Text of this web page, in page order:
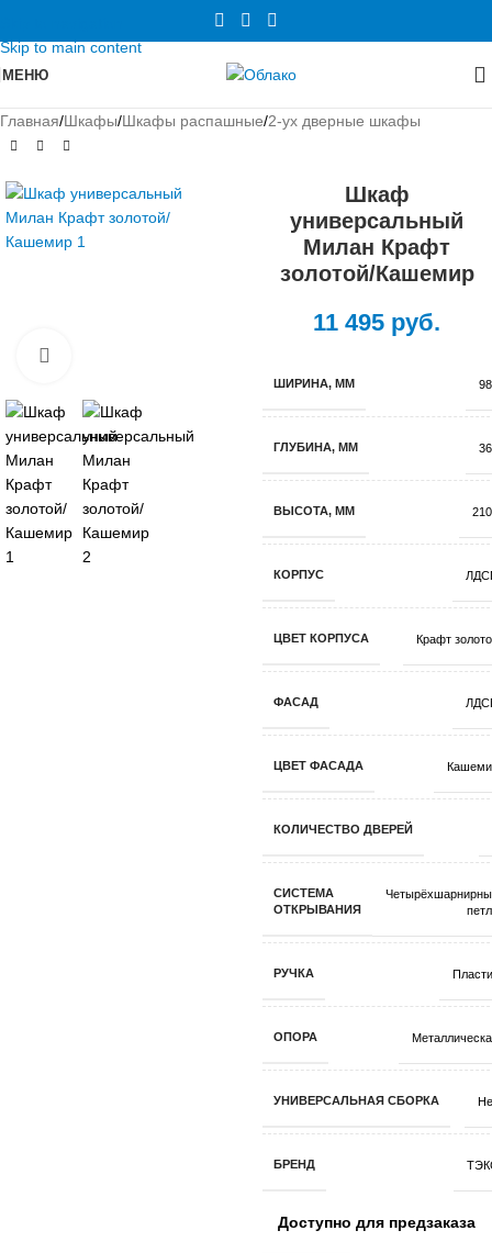
Skip to main content
МЕНЮ
Главная/Шкафы/Шкафы распашные/2-ух дверные шкафы
Шкаф
универсальный
Милан Крафт
золотой/Кашемир
11 495 руб.
ШИРИНА, ММ
ГЛУБИНА, ММ
ВЫСОТА, ММ
КОРПУС
ЦВЕТ КОРПУСА Крафт
ФАСАД
ЦВЕТ ФАСАДА
КОЛИЧЕСТВО ДВЕРЕЙ
СИСТЕМА
ОТКРЫВАНИЯ
РУЧКА
ОПОРА
УНИВЕРСАЛЬНАЯ СБОРКА
БРЕНД
Доступно для предзаказа